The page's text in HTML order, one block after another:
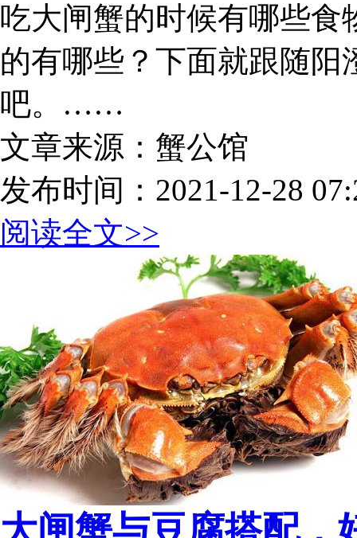
吃大闸蟹的时候有哪些食
的有哪些？下面就跟随
吧。……
文章来源：蟹公馆
发布时间：2021-12-28
阅读全文>>